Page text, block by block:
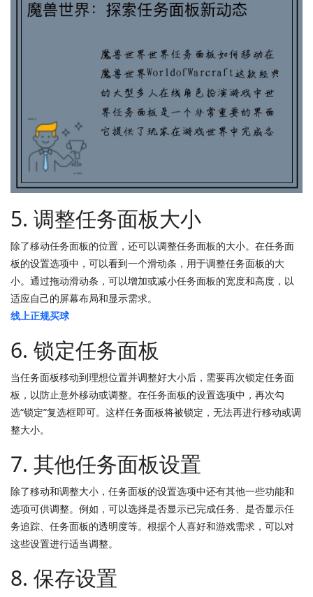
5. 调整任务面板大小
除了移动任务面板的位置，还可以调整任务面板的大小。在任务面
板的设置选项中，可以看到一个滑动条，用于调整任务面板的大
小。通过拖动滑动条，可以增加或减小任务面板的宽度和高度，以
适应自己的屏幕布局和显示需求。
线上正规买球
6. 锁定任务面板
当任务面板移动到理想位置并调整好大小后，需要再次锁定任务面
板，以防止意外移动或调整。在任务面板的设置选项中，再次勾
选“锁定”复选框即可。这样任务面板将被锁定，无法再进行移动或调
整大小。
7. 其他任务面板设置
除了移动和调整大小，任务面板的设置选项中还有其他一些功能和
选项可供调整。例如，可以选择是否显示已完成任务、是否显示任
务追踪、任务面板的透明度等。根据个人喜好和游戏需求，可以对
这些设置进行适当调整。
8. 保存设置